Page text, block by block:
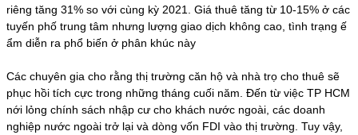
riêng tăng 31% so với cùng kỳ 2021. Giá thuê tăng từ 10-15% ở các
tuyến phố trung tâm nhưng lượng giao dịch không cao, tình trạng ế
ẩm diễn ra phổ biến ở phân khúc này
Các chuyên gia cho rằng thị trường căn hộ và nhà trọ cho thuê sẽ
phục hồi tích cực trong những tháng cuối năm. Đến từ việc TP HCM
nới lỏng chính sách nhập cư cho khách nước ngoài, các doanh
nghiệp nước ngoài trở lại và dòng vốn FDI vào thị trường. Tuy vậy,